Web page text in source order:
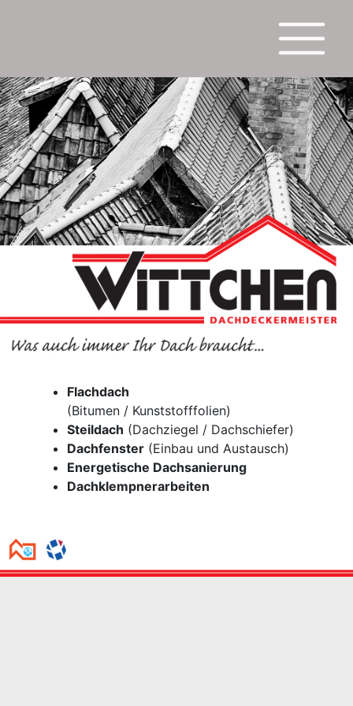
Flachdach
(Bitumen / Kunststofffolien)
Steildach (Dachziegel / Dachschiefer)
Dachfenster(Einbau und Austausch)
Energetische Dachsanierung
Dachklempnerarbeiten